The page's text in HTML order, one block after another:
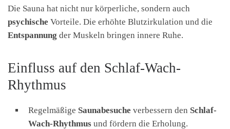
Die Sauna hat nicht nur körperliche, sondern auch
psychische Vorteile. Die erhöhte Blutzirkulation und die
Entspannung der Muskeln bringen innere Ruhe.
Einfluss auf den Schlaf-Wach-
Rhythmus
Regelmäßige Saunabesuche verbessern den Schlaf-
Wach-Rhythmus und fördern die Erholung.